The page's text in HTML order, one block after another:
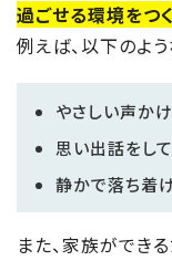
過ごせる環境をつ
例えば、以下のよ
やさしい声か
思い出話をし
静かで落ち着
また、家族ができ